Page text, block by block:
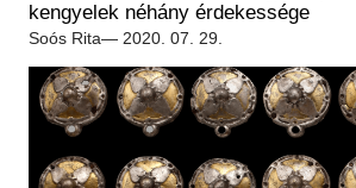
kengyelek néhány érdekessége
Soós Rita— 2020. 07. 29.